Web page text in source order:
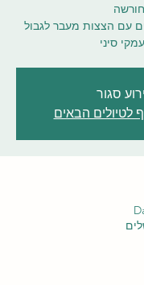
עם הצצות מעבר לגבול
סיני
סגור
לטיולים הבאים